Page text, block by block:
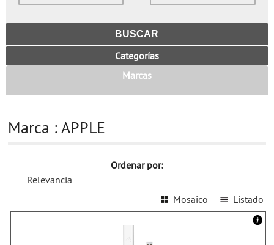
Categorías
Marcas
Marca : APPLE
Ordenar por:
Relevancia
Listado
Mosaico